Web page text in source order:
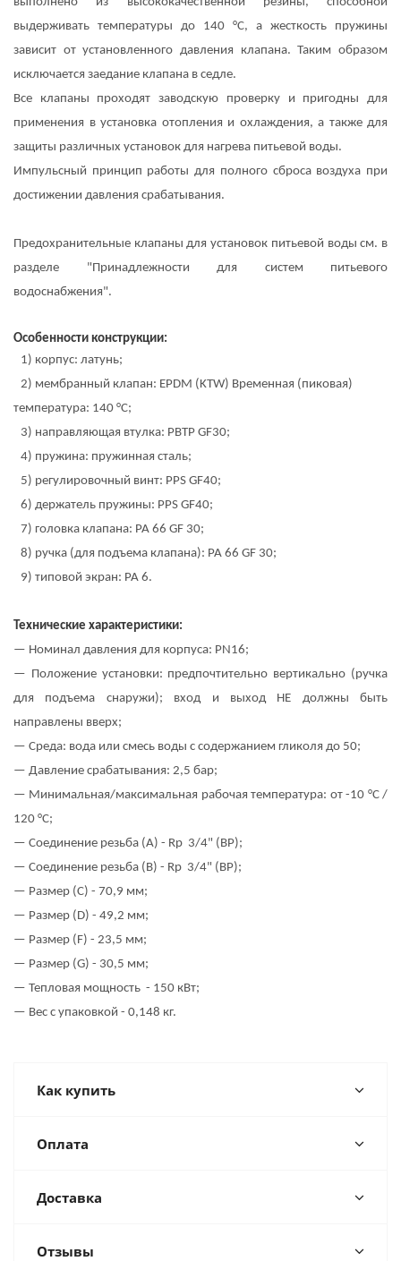
выдерживать температуры до 140 °C, а жесткость пружины
зависит от установленного давления клапана. Таким образом
исключается заедание клапана в седле.
Все клапаны проходят заводскую проверку и пригодны для
применения в установка отопления и охлаждения, а также для
защиты различных установок для нагрева питьевой воды.
Импульсный принцип работы для полного сброса воздуха при
достижении давления срабатывания.
Предохранительные клапаны для установок питьевой воды см. в
разделе "Принадлежности для систем питьевого
водоснабжения".
Особенности конструкции:
1) корпус: латунь;
2) мембранный клапан: EPDM (KTW) Временная (пиковая)
температура: 140 °C;
3) направляющая втулка: PBTP GF30;
4) пружина: пружинная сталь;
5) регулировочный винт: PPS GF40;
6) держатель пружины: PPS GF40;
7) головка клапана: PA 66 GF 30;
8) ручка (для подъема клапана): PA 66 GF 30;
9) типовой экран: PA 6.
Технические характеристики:
— Номинал давления для корпуса: PN16;
— Положение установки: предпочтительно вертикально (ручка
для подъема снаружи); вход и выход НЕ должны быть
направлены вверх;
— Среда: вода или смесь воды с содержанием гликоля до 50;
— Давление срабатывания: 2,5 бар;
— Минимальная/максимальная рабочая температура: от -10 °C /
120 °C;
— Соединение резьба (A) - Rp 3/4" (ВР);
— Соединение резьба (В) - Rp 3/4" (ВР);
— Размер (C) - 70,9 мм;
— Размер (D) - 49,2 мм;
— Размер (F) - 23,5 мм;
— Размер (G) - 30,5 мм;
— Тепловая мощность - 150 кВт;
— Вес с упаковкой - 0,148 кг.
Как купить
Оплата
Доставка
Отзывы